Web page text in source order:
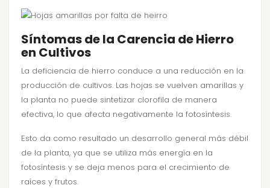
Síntomas de la Carencia de Hierro
en Cultivos
La deficiencia de hierro conduce a una reducción en la
producción de cultivos. Las hojas se vuelven amarillas y
la planta no puede sintetizar clorofila de manera
efectiva, lo que afecta negativamente la fotosíntesis.
Esto da como resultado un desarrollo general más débil
de la planta, ya que se utiliza más energía en la
fotosíntesis y se deja menos para el crecimiento de
raíces y frutos.